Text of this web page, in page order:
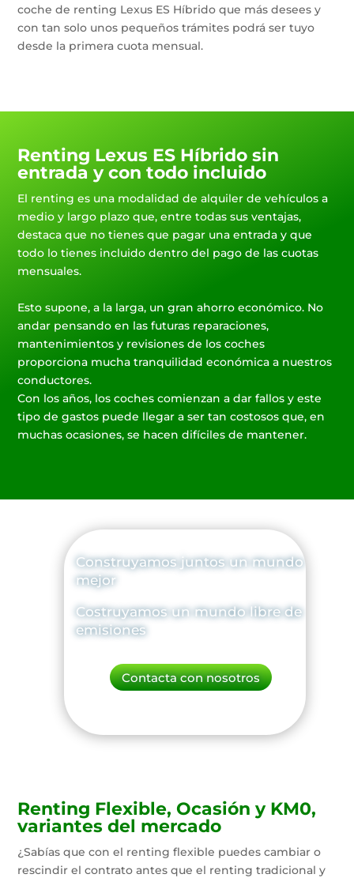
coche de renting Lexus ES Híbrido que más desees y
con tan solo unos pequeños trámites podrá ser tuyo
desde la primera cuota mensual.
Renting Lexus ES Híbrido sin
entrada y con todo incluido
El renting es una modalidad de alquiler de vehículos a
medio y largo plazo que, entre todas sus ventajas,
destaca que no tienes que pagar una entrada y que
todo lo tienes incluido dentro del pago de las cuotas
mensuales.
Esto supone, a la larga, un gran ahorro económico. No
andar pensando en las futuras reparaciones,
mantenimientos y revisiones de los coches
proporciona mucha tranquilidad económica a nuestros
conductores.
Con los años, los coches comienzan a dar fallos y este
tipo de gastos puede llegar a ser tan costosos que, en
muchas ocasiones, se hacen difíciles de mantener.
Construyamos juntos un mundo
mejor
Costruyamos un mundo libre de
emisiones
Contacta con nosotros
Renting Flexible, Ocasión y KM0,
variantes del mercado
¿Sabías que con el renting flexible puedes cambiar o
rescindir el contrato antes que el renting tradicional y